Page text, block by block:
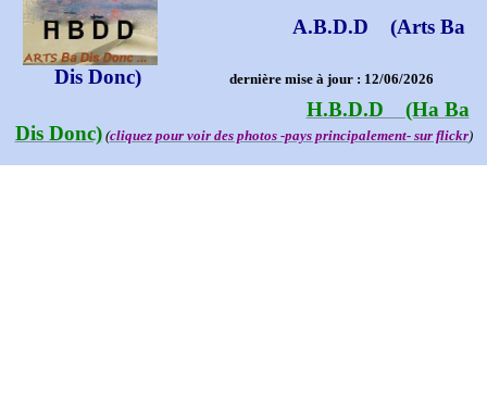
A.B.D.D (Arts Ba
Dis Donc) dernière mise à jour : 12/06/2026
H.B.D.D (Ha Ba
Dis Donc)(cliquez pour voir des photos -pays principalement- sur flickr)